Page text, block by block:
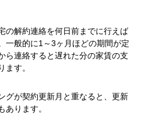
の解約連絡を何日前までに行えば
一般的に1～3ヶ月ほどの期間が定
ら連絡すると遅れた分の家賃の支
ます。
グが契約更新月と重なると、更新
あります。